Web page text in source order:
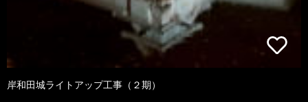
岸和田城ライトアップ工事（２期）